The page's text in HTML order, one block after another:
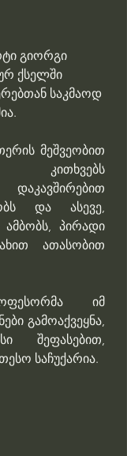
გიორგი
ქსელში
საკმაოდ
მეშვეობით
კითხვებს
დაკავშირებით
და ასევე,
პირადი
ათასობით
იმ
გამოაქვეყნა,
შეფასებით,
საჩუქარია.